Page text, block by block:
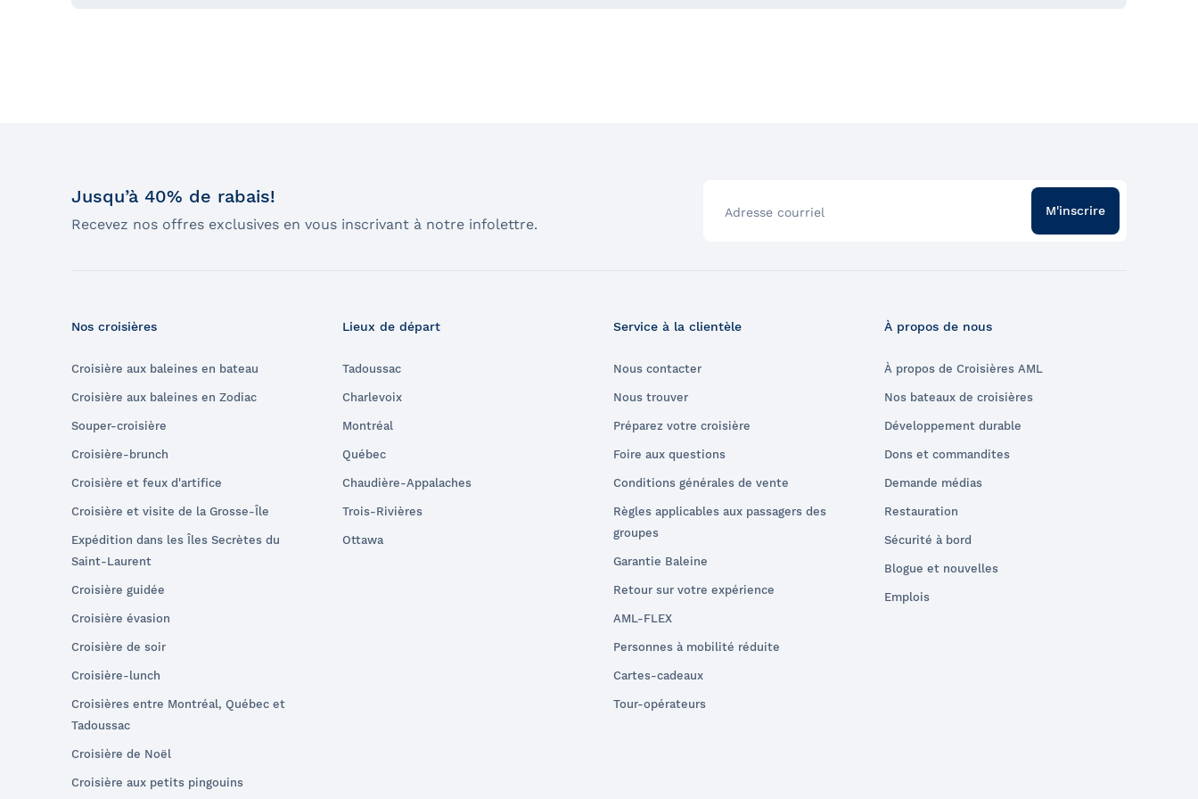
Jusqu’à 40% de rabais!
Recevez nos offres exclusives en vous inscrivant à notre infolettre.
Adresse courriel M'inscrire
Nos croisières
Croisière aux baleines en bateau
Croisière aux baleines en Zodiac
Souper-croisière
Croisière-brunch
Croisière et feux d'artifice
Croisière et visite de la Grosse-Île
Expédition dans les Îles Secrètes du
Saint-Laurent
Croisière guidée
Croisière évasion
Croisière de soir
Croisière-lunch
Croisières entre Montréal, Québec et
Tadoussac
Croisière de Noël
Croisière aux petits pingouins
Lieux de départ
Tadoussac
Charlevoix
Montréal
Québec
Chaudière-Appalaches
Trois-Rivières
Ottawa
Service à la clientèle
Nous contacter
Nous trouver
Préparez votre croisière
Foire aux questions
Conditions générales de vente
Règles applicables aux passagers des
groupes
Garantie Baleine
Retour sur votre expérience
AML-FLEX
Personnes à mobilité réduite
Cartes-cadeaux
Tour-opérateurs
À propos de nous
À propos de Croisières AML
Nos bateaux de croisières
Développement durable
Dons et commandites
Demande médias
Restauration
Sécurité à bord
Blogue et nouvelles
Emplois